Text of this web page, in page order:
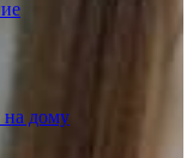
на дому